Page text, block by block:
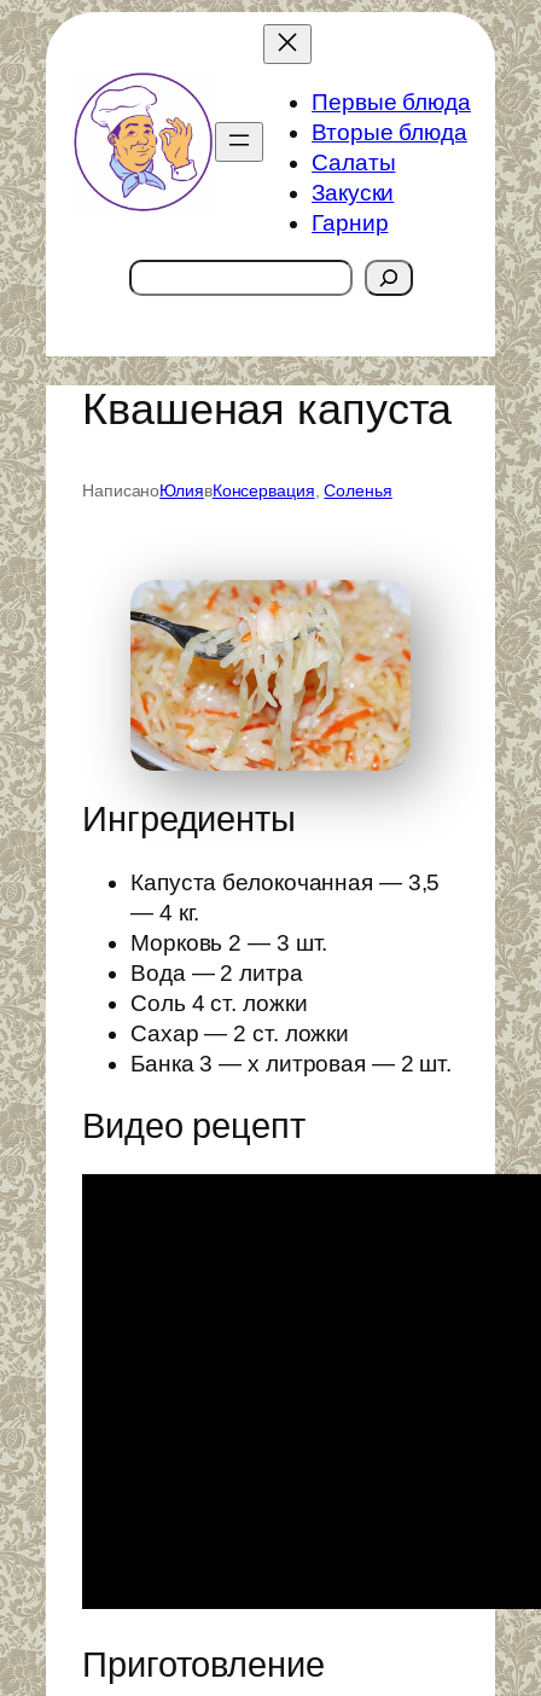
Перейти
к
содержимому
Первые блюда
Вторые блюда
Салаты
Закуски
Гарнир
Поиск
Квашеная капуста
НаписаноЮлиявКонсервация, Соленья
Ингредиенты
Капуста белокочанная — 3,5
— 4 кг.
Морковь 2 — 3 шт.
Вода — 2 литра
Соль 4 ст. ложки
Сахар — 2 ст. ложки
Банка 3 — х литровая — 2 шт.
Видео рецепт
Приготовление